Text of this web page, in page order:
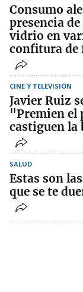
Consumo
presencia
vidrio en
confitura de
CINE Y TELEVISIÓN
Javier Ruiz
"Premien el
castiguen la
SALUD
Estas son
que se te